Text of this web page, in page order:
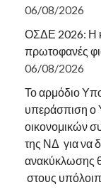
06/08/2026
ΟΣΔΕ 2026: Η
πρωτοφανές
06/08/2026
Το αρμόδιο
υπεράσπιση ο
οικονομικών
της ΝΔ για να
ανακύκλωσης
στους